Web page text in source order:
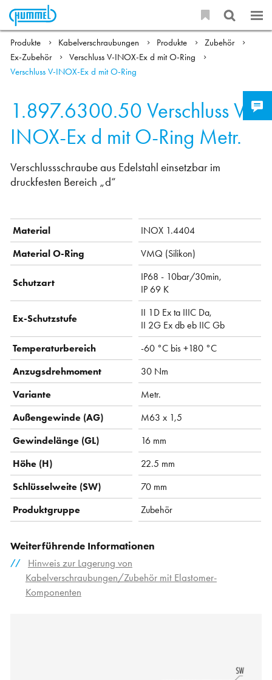
Produkte Kabelverschraubungen Produkte
Zubehör
Ex-Zubehör
Verschluss V-INOX-Ex d mit O-Ring
Verschluss V-INOX-Ex d mit O-Ring
1.897.6300.50Verschluss V-
INOX-Ex d mit O-Ring Metr.
Verschlussschraube aus Edelstahl einsetzbar im
druckfesten Bereich „d“
Material
INOX 1.4404
Material O-Ring
VMQ (Silikon)
Schutzart
IP68 - 10bar/30min,
IP 69 K
Ex-Schutzstufe
II 1D Ex ta IIIC Da,
II 2G Ex db eb IIC Gb
Temperaturbereich
-60 °C bis +180 °C
Anzugsdrehmoment
30 Nm
Variante
Metr.
Außengewinde (AG)
M63 x 1,5
Gewindelänge (GL)
16 mm
Höhe (H)
22.5 mm
Schlüsselweite (SW)
70 mm
Produktgruppe
Zubehör
Weiterführende Informationen
Hinweis zur Lagerung von
Kabelverschraubungen/Zubehör mit Elastomer-
Komponenten